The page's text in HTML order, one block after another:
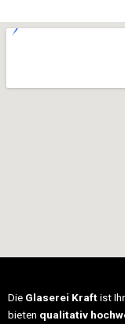
Die Glaserei Kraftist Ihr
bieten qualitativ